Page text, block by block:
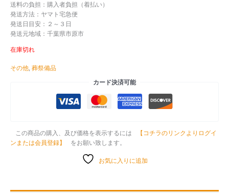
送料の負担：購入者負担（着払い）
発送方法：ヤマト宅急便
発送日目安：２～３日
発送元地域：千葉県市原市
在庫切れ
その他, 葬祭備品
カード決済可能
この商品の購入、及び価格を表示するには
【コチラのリンクよりログイ
ンまたは会員登録】
をお願い致します。
お気に入りに追加